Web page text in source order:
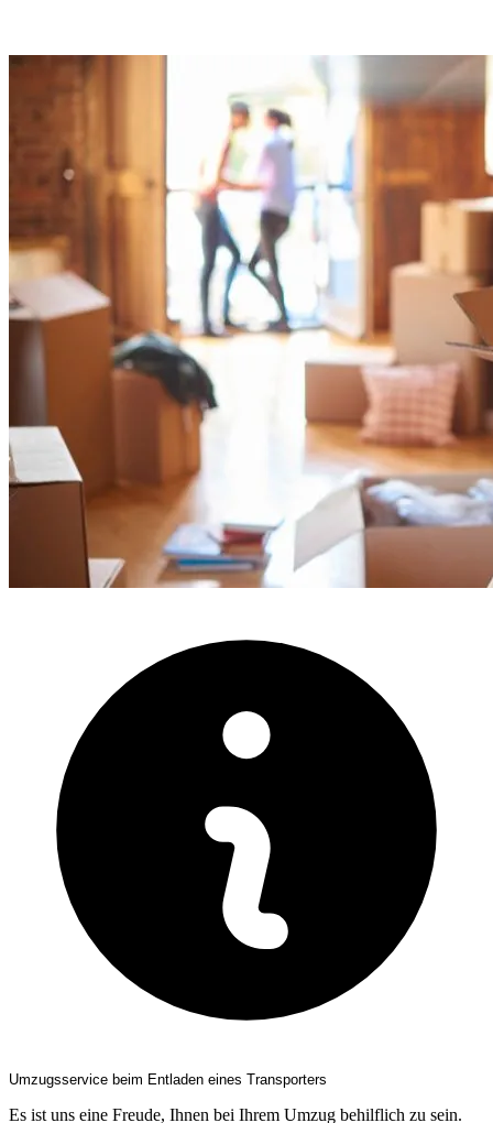
Umzugsservice beim Entladen eines Transporters
Es ist uns eine Freude, Ihnen bei Ihrem Umzug behilflich zu sein.